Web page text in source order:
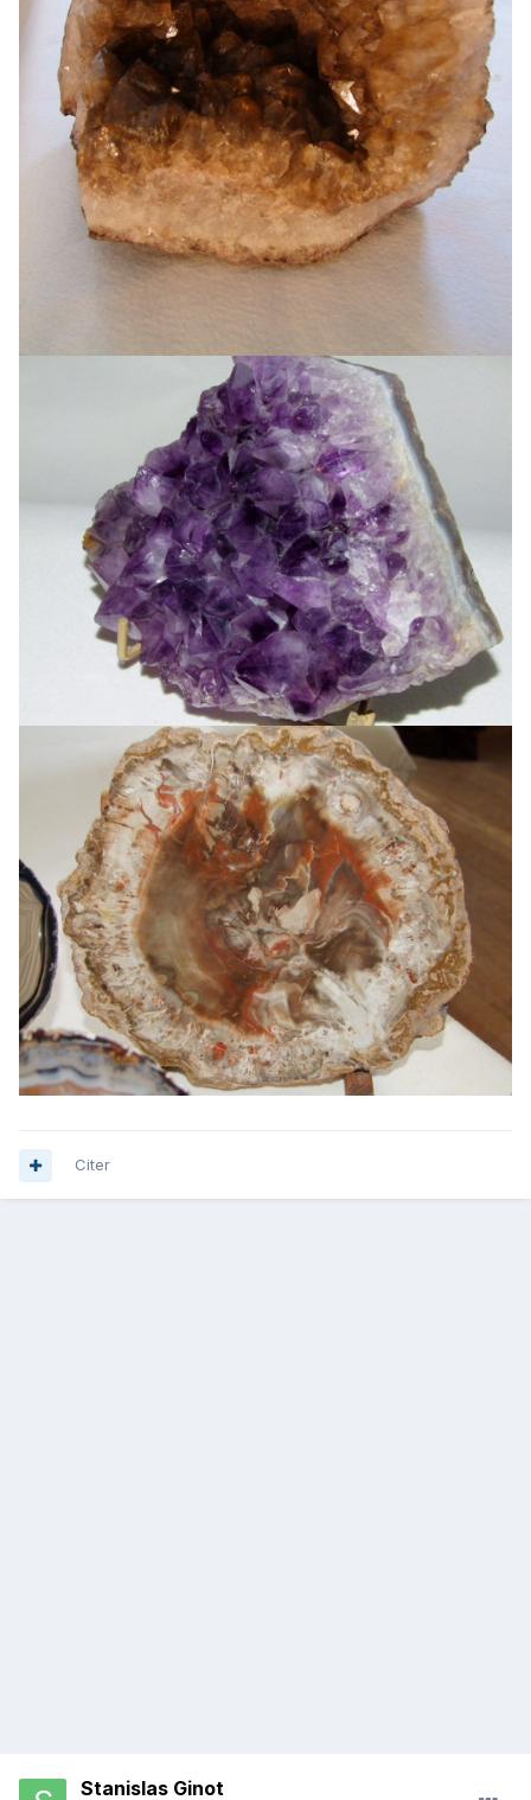
Citer
Stanislas Ginot